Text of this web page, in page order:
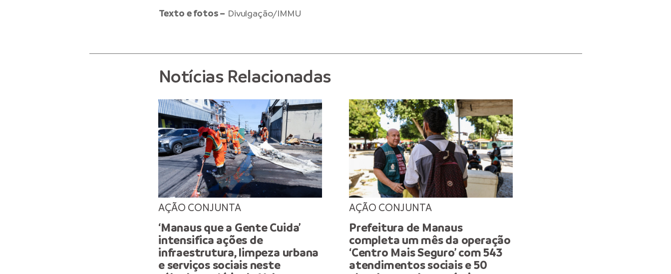
Texto e fotos – Divulgação/IMMU
Notícias Relacionadas
AÇÃO CONJUNTA
‘Manaus que a Gente Cuida’
intensifica ações de
infraestrutura, limpeza urbana
e serviços sociais neste
AÇÃO CONJUNTA
Prefeitura de Manaus
completa um mês da operação
‘Centro Mais Seguro’ com 543
atendimentos sociais e 50